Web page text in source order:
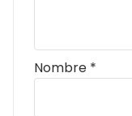
Nombre *